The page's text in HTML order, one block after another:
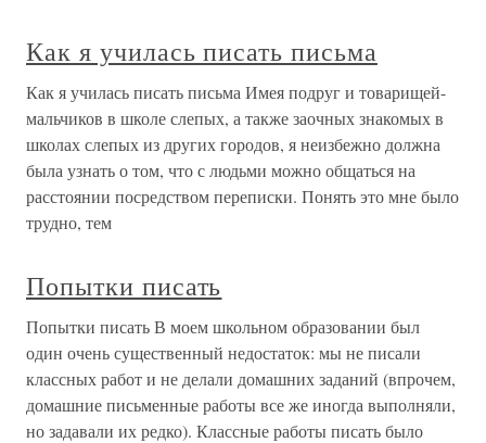
Как я училась писать письма
Как я училась писать письма Имея подруг и товарищей-
мальчиков в школе слепых, а также заочных знакомых в
школах слепых из других городов, я неизбежно должна
была узнать о том, что с людьми можно общаться на
расстоянии посредством переписки. Понять это мне было
трудно, тем
Попытки писать
Попытки писать В моем школьном образовании был
один очень существенный недостаток: мы не писали
классных работ и не делали домашних заданий (впрочем,
домашние письменные работы все же иногда выполняли,
но задавали их редко). Классные работы писать было